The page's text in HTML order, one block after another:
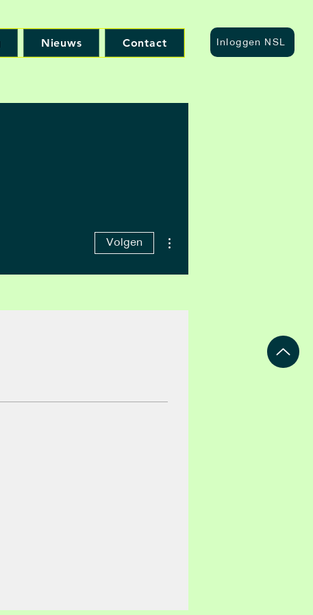
Nieuws Contact Inloggen NSL
Volgen